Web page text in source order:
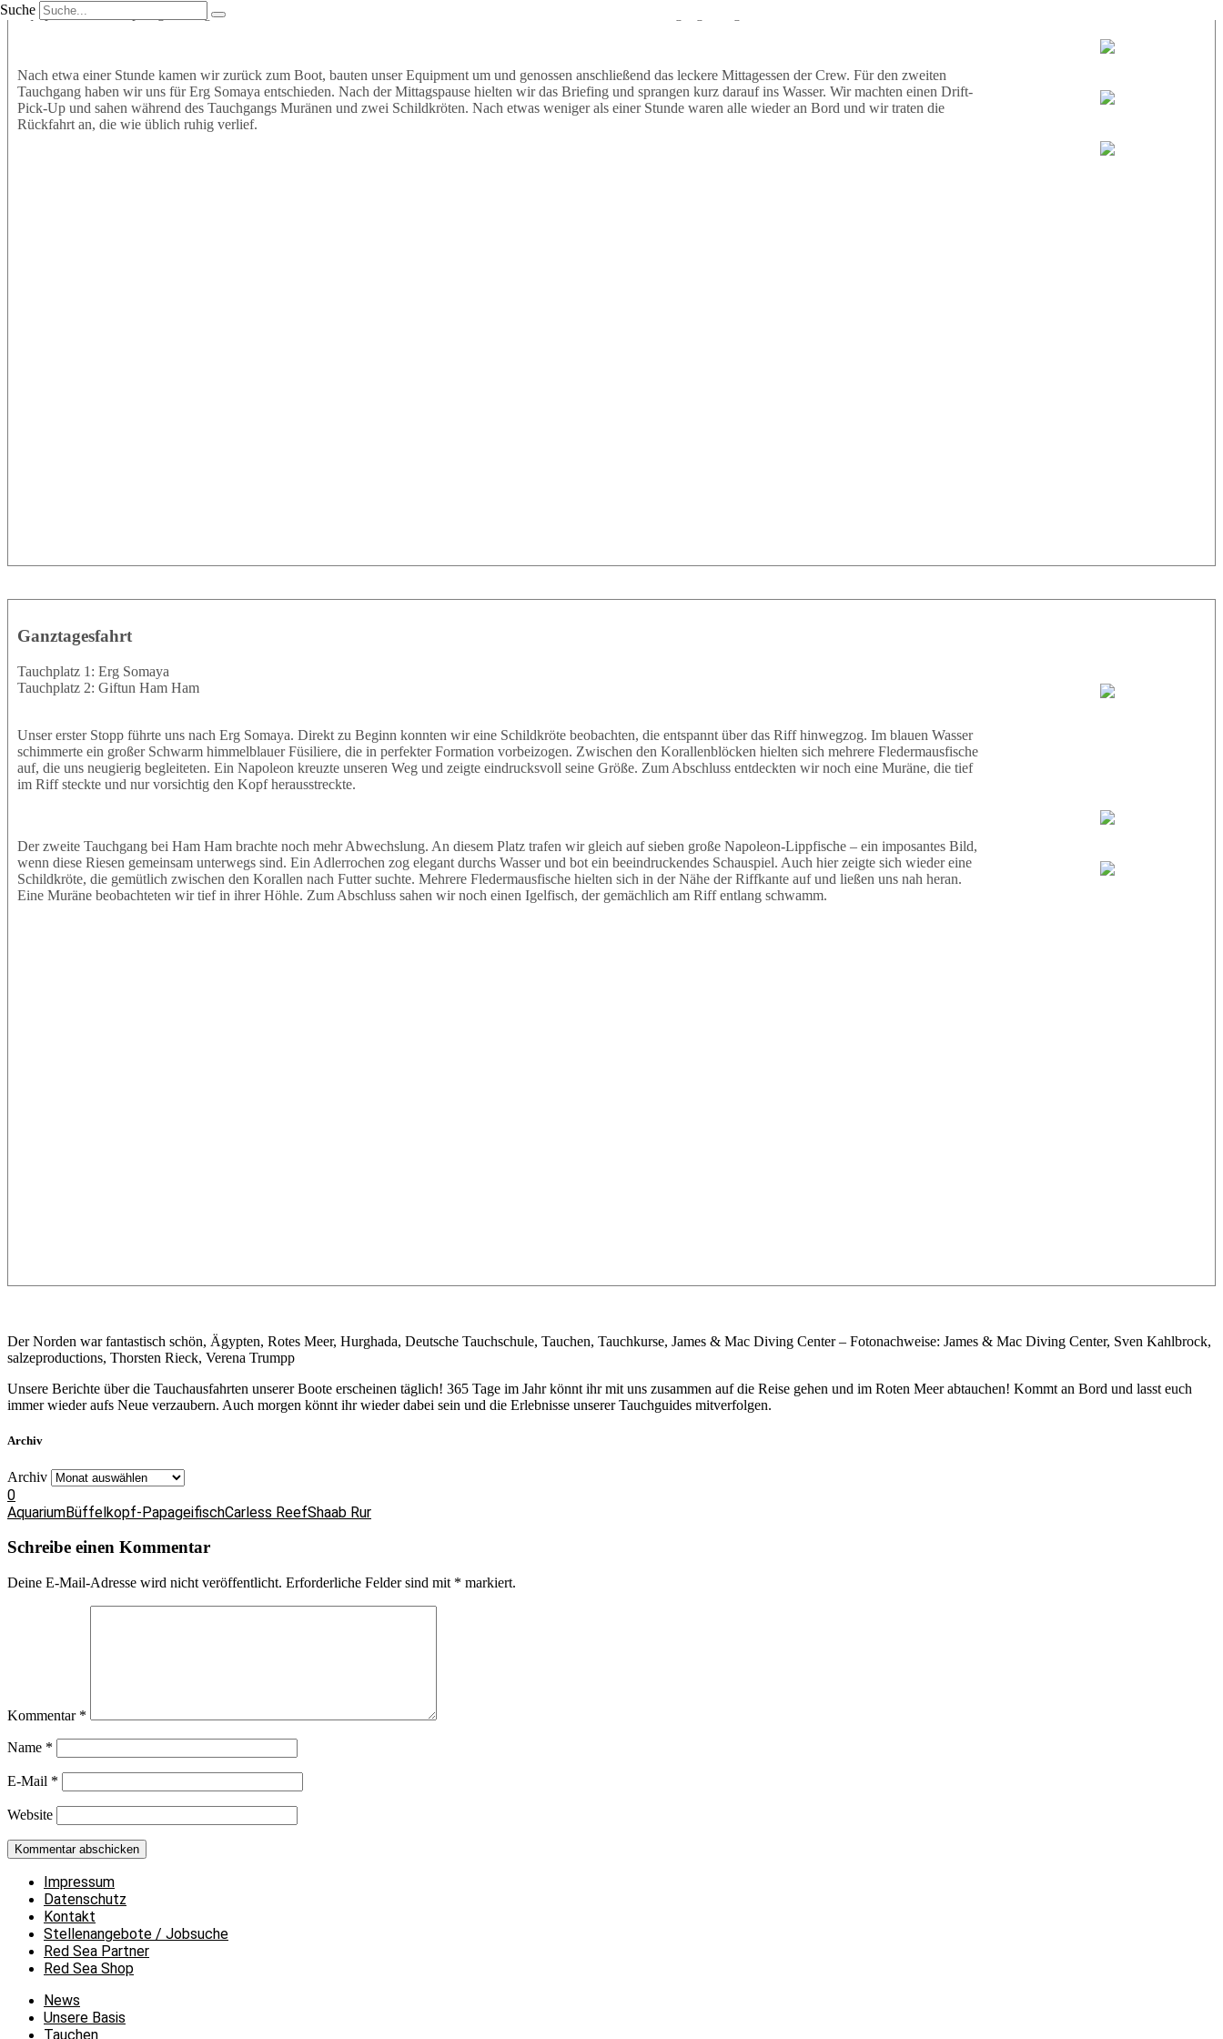
SucheEquipment an und sprangen mit großer Vorfreude ins Wasser. Wir tauchten stationär und sahen während des Tauchgangs einige Muränen und eine Schildkröte.
Nach etwa einer Stunde kamen wir zurück zum Boot, bauten unser Equipment um und genossen anschließend das leckere Mittagessen der Crew. Für den zweiten
Tauchgang haben wir uns für Erg Somaya entschieden. Nach der Mittagspause hielten wir das Briefing und sprangen kurz darauf ins Wasser. Wir machten einen Drift-
Pick-Up und sahen während des Tauchgangs Muränen und zwei Schildkröten. Nach etwas weniger als einer Stunde waren alle wieder an Bord und wir traten die
Rückfahrt an, die wie üblich ruhig verlief.
Ganztagesfahrt
Tauchplatz 1: Erg Somaya
Tauchplatz 2: Giftun Ham Ham
Unser erster Stopp führte uns nach Erg Somaya. Direkt zu Beginn konnten wir eine Schildkröte beobachten, die entspannt über das Riff hinwegzog. Im blauen Wasser
schimmerte ein großer Schwarm himmelblauer Füsiliere, die in perfekter Formation vorbeizogen. Zwischen den Korallenblöcken hielten sich mehrere Fledermausfische
auf, die uns neugierig begleiteten. Ein Napoleon kreuzte unseren Weg und zeigte eindrucksvoll seine Größe. Zum Abschluss entdeckten wir noch eine Muräne, die tief
im Riff steckte und nur vorsichtig den Kopf herausstreckte.
Der zweite Tauchgang bei Ham Ham brachte noch mehr Abwechslung. An diesem Platz trafen wir gleich auf sieben große Napoleon-Lippfische – ein imposantes Bild,
wenn diese Riesen gemeinsam unterwegs sind. Ein Adlerrochen zog elegant durchs Wasser und bot ein beeindruckendes Schauspiel. Auch hier zeigte sich wieder eine
Schildkröte, die gemütlich zwischen den Korallen nach Futter suchte. Mehrere Fledermausfische hielten sich in der Nähe der Riffkante auf und ließen uns nah heran.
Eine Muräne beobachteten wir tief in ihrer Höhle. Zum Abschluss sahen wir noch einen Igelfisch, der gemächlich am Riff entlang schwamm.
Der Norden war fantastisch schön, Ägypten, Rotes Meer, Hurghada, Deutsche Tauchschule, Tauchen, Tauchkurse, James & Mac Diving Center – Fotonachweise: James & Mac Diving Center, Sven Kahlbrock,
salzeproductions, Thorsten Rieck, Verena Trumpp
Unsere Berichte über die Tauchausfahrten unserer Boote erscheinen täglich! 365 Tage im Jahr könnt ihr mit uns zusammen auf die Reise gehen und im Roten Meer abtauchen! Kommt an Bord und lasst euch
immer wieder aufs Neue verzaubern. Auch morgen könnt ihr wieder dabei sein und die Erlebnisse unserer Tauchguides mitverfolgen.
Archiv
Archiv
0
AquariumBüffelkopf-PapageifischCarless ReefShaab Rur
Schreibe einen Kommentar
Deine E-Mail-Adresse wird nicht veröffentlicht. Erforderliche Felder sind mit * markiert.
Kommentar *
Name *
E-Mail *
Website
Impressum
Datenschutz
Kontakt
Stellenangebote / Jobsuche
Red Sea Partner
Red Sea Shop
News
Unsere Basis
Tauchen